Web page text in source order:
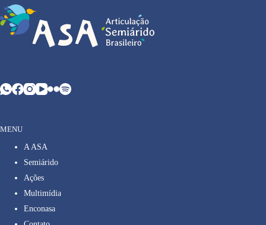
MENU
A ASA
Semiárido
Ações
Multimídia
Enconasa